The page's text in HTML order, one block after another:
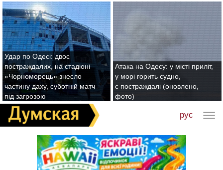
Удар по Одесі: двоє
постраждалих, на стадіоні
«Чорноморець» знесло
частину даху, суботній матч
під загрозою
Атака на Одесу: у місті приліт,
у морі горить судно,
є постраждалі (оновлено,
фото)
рус